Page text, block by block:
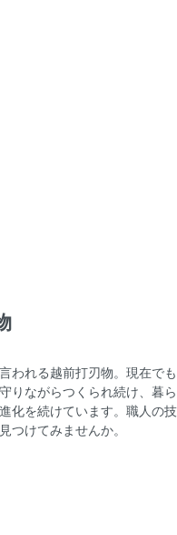
われる越前打刃物。現在でも
りながらつくられ続け、暮ら
化を続けています。職人の技
つけてみませんか。